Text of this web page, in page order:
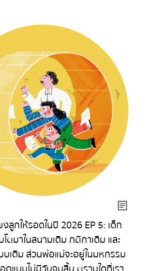
ลูกให้รอดในปี 2026 EP 5: เด็ก
ตมาในสนามเดิม กติกาเดิม และ
บเดิม ส่วนพ่อแม่จะอยู่ในมหกรรม